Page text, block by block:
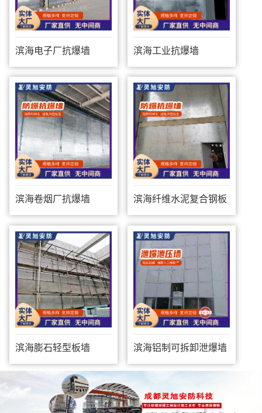
滨海电子厂抗爆墙 滨海工业抗爆墙
滨海卷烟厂抗爆墙 滨海纤维水泥复合钢板
防爆墙
滨海膨石轻型板墙 滨海铝制可拆卸泄爆墙